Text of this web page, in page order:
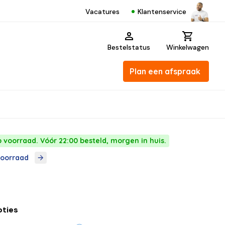
Vacatures Klantenservice
Bestelstatus Winkelwagen
Plan een afspraak
voorraad. Vóór 22:00 besteld, morgen in huis.